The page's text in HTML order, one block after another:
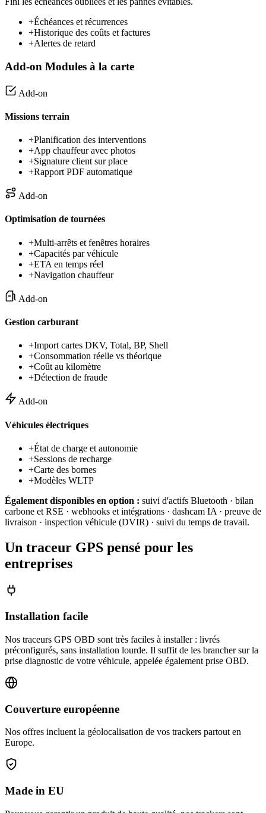
+Échéances et récurrences
+Historique des coûts et factures
+Alertes de retard
Add-on Modules à la carte
Add-on
Missions terrain
+Planification des interventions
+App chauffeur avec photos
+Signature client sur place
+Rapport PDF automatique
Add-on
Optimisation de tournées
+Multi-arrêts et fenêtres horaires
+Capacités par véhicule
+ETA en temps réel
+Navigation chauffeur
Add-on
Gestion carburant
+Import cartes DKV, Total, BP, Shell
+Consommation réelle vs théorique
+Coût au kilomètre
+Détection de fraude
Add-on
Véhicules électriques
+État de charge et autonomie
+Sessions de recharge
+Carte des bornes
+Modèles WLTP
Également disponibles en option : suivi d'actifs Bluetooth · bilan
carbone et RSE · webhooks et intégrations · dashcam IA · preuve de
livraison · inspection véhicule (DVIR) · suivi du temps de travail.
Un traceur GPS pensé pour les
entreprises
Installation facile
Nos traceurs GPS OBD sont très faciles à installer : livrés
préconfigurés, sans installation lourde. Il suffit de les brancher sur la
prise diagnostic de votre véhicule, appelée également prise OBD.
Couverture européenne
Nos offres incluent la géolocalisation de vos trackers partout en
Europe.
Made in EU